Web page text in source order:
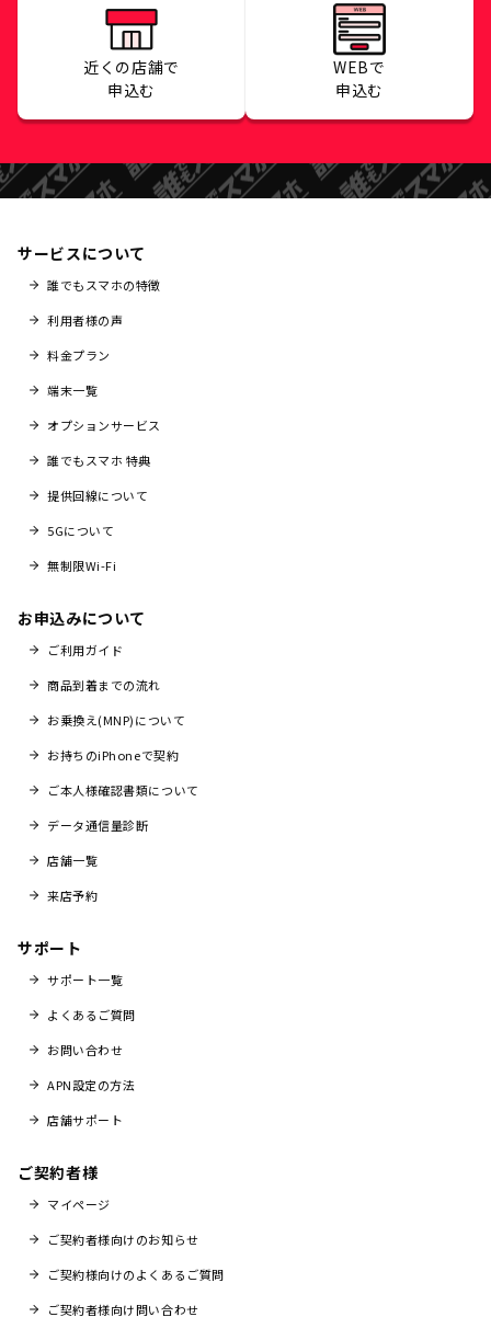
近くの店舗で
申込む
WEBで
申込む
サービスについて
誰でもスマホの特徴
利用者様の声
料金プラン
端末一覧
オプションサービス
誰でもスマホ 特典
提供回線について
5Gについて
無制限Wi-Fi
お申込みについて
ご利用ガイド
商品到着までの流れ
お乗換え(MNP)について
お持ちのiPhoneで契約
ご本人様確認書類について
データ通信量診断
店舗一覧
来店予約
サポート
サポート一覧
よくあるご質問
お問い合わせ
APN設定の方法
店舗サポート
ご契約者様
マイページ
ご契約者様向けのお知らせ
ご契約様向けのよくあるご質問
ご契約者様向け問い合わせ